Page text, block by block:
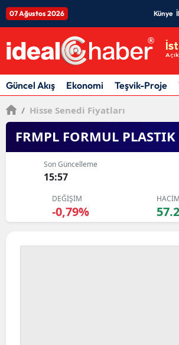
07 Ağustos 2026 Künye
Açık
Güncel Akış Ekonomi Teşvik-Proje
/ Hisse Senedi Fiyatları
FRMPL FORMUL PLASTIK
Son Güncelleme
15:57
DEĞİŞİM
-0,79%